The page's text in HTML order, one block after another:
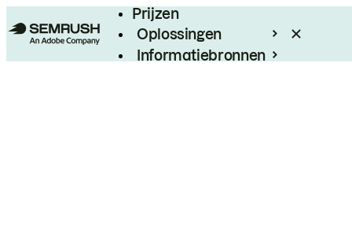
Prijzen
Oplossingen
Informatiebronnen